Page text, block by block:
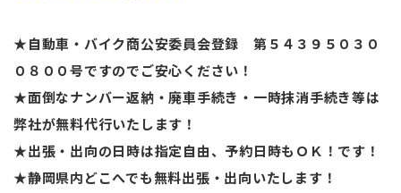
★自動車・バイク商公安委員会登録 第５４３９５０３０
０８００号ですのでご安心ください！
★面倒なナンバー返納・廃車手続き・一時抹消手続き等は
弊社が無料代行いたします！
★出張・出向の日時は指定自由、予約日時もＯＫ！です！
★静岡県内どこへでも無料出張・出向いたします！